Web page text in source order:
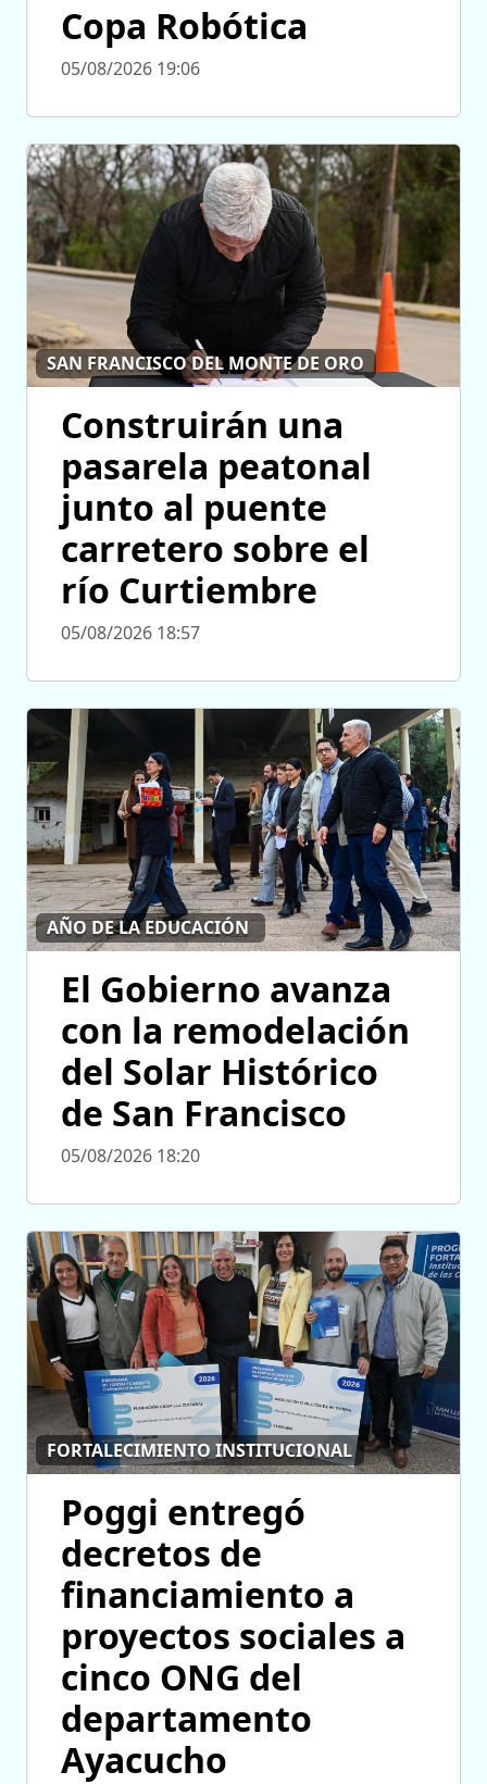
Copa Robótica
05/08/2026 19:06
SAN FRANCISCO DEL MONTE DE ORO
Construirán una
pasarela peatonal
junto al puente
carretero sobre el
río Curtiembre
05/08/2026 18:57
AÑO DE LA EDUCACIÓN
El Gobierno avanza
con la remodelación
del Solar Histórico
de San Francisco
05/08/2026 18:20
FORTALECIMIENTO INSTITUCIONAL
Poggi entregó
decretos de
financiamiento a
proyectos sociales a
cinco ONG del
departamento
Ayacucho